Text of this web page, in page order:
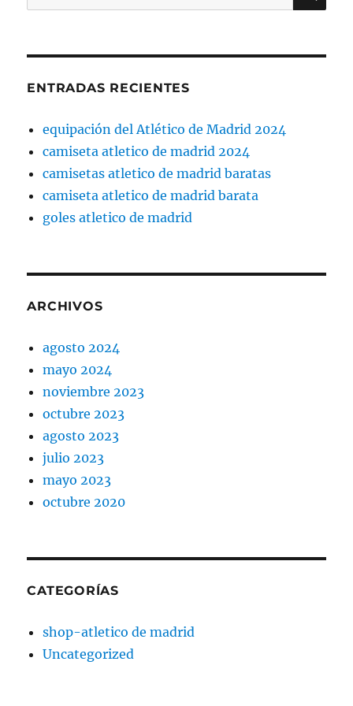
por:
ENTRADAS RECIENTES
equipación del Atlético de Madrid 2024
camiseta atletico de madrid 2024
camisetas atletico de madrid baratas
camiseta atletico de madrid barata
goles atletico de madrid
ARCHIVOS
agosto 2024
mayo 2024
noviembre 2023
octubre 2023
agosto 2023
julio 2023
mayo 2023
octubre 2020
CATEGORÍAS
shop-atletico de madrid
Uncategorized